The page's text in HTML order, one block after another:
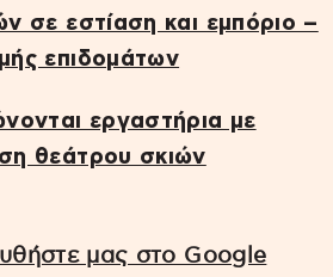
σε εστίαση και εμπόριο –
επιδομάτων
εργαστήρια με
θεάτρου σκιών
μας στο Google